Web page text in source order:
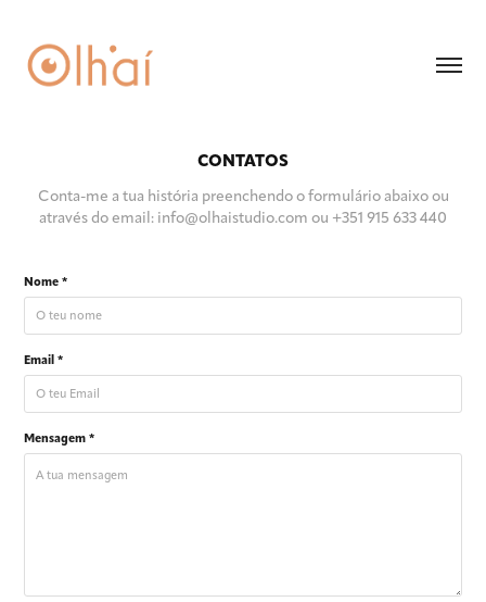
CONTATOS
Conta-me a tua história preenchendo o formulário abaixo ou
através do email: info@olhaistudio.com ou +351 915 633 440
Nome *
Email *
Mensagem *